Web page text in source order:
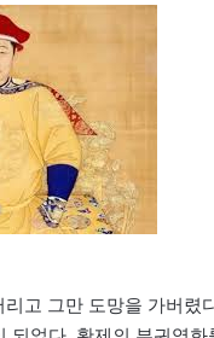
고 그만 도망을 가버렸